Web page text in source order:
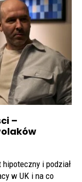
–
i podział
w UK i na co